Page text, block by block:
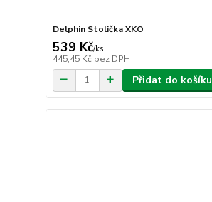
Delphin Stolička XKO
539 Kč/ks
445,45 Kč bez DPH
Přidat do košíku